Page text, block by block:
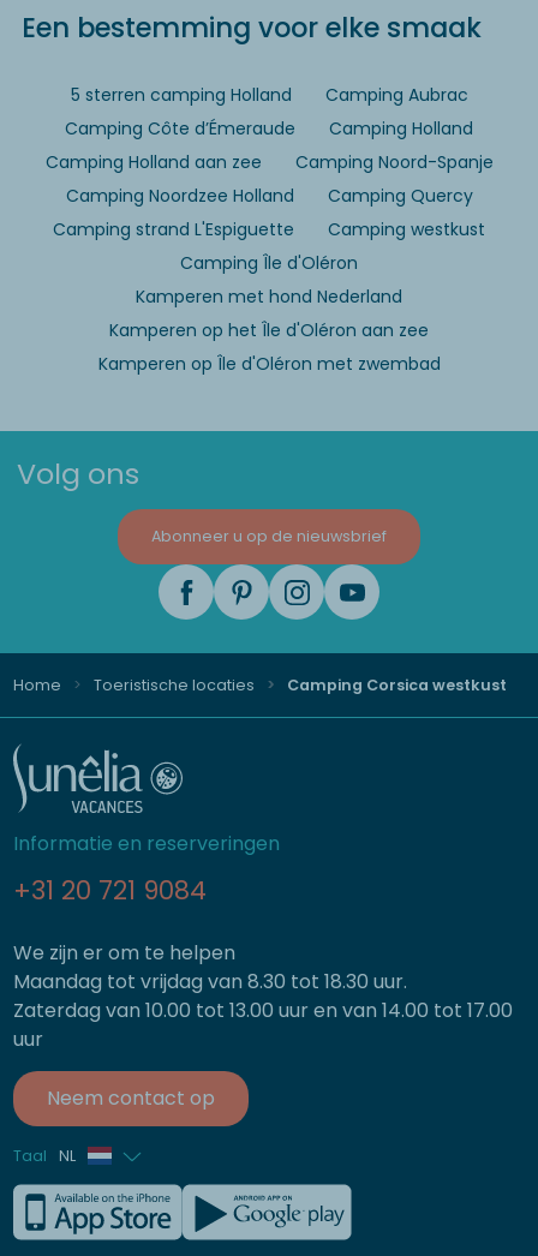
Een bestemming voor elke smaak
5 sterren camping Holland
Camping Aubrac
Camping Côte d’Émeraude
Camping Holland
Camping Holland aan zee
Camping Noord-Spanje
Camping Noordzee Holland
Camping Quercy
Camping strand L'Espiguette
Camping westkust
Camping Île d'Oléron
Kamperen met hond Nederland
Kamperen op het Île d'Oléron aan zee
Kamperen op Île d'Oléron met zwembad
Volg ons
Abonneer u op de nieuwsbrief
Home Toeristische locaties Camping Corsica westkust
Informatie en reserveringen
+31 20 721 9084
We zijn er om te helpen
Maandag tot vrijdag van 8.30 tot 18.30 uur.
Zaterdag van 10.00 tot 13.00 uur en van 14.00 tot 17.00
uur
Neem contact op
Taal NL
Frans
Engels